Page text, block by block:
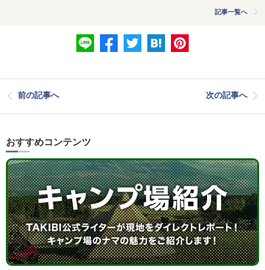
記事一覧へ
前の記事へ 次の記事へ
おすすめコンテンツ